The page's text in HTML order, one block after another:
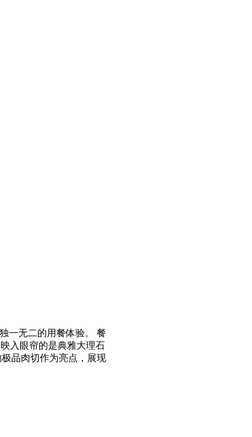
一无二的用餐体验。 餐
入眼帘的是典雅大理石
品肉切作为亮点，展现